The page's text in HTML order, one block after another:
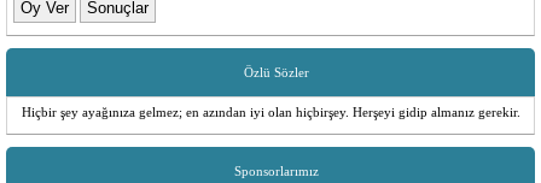
Özlü Sözler
Hiçbir şey ayağınıza gelmez; en azından iyi olan hiçbirşey. Herşeyi gidip almanız gerekir.
Sponsorlarımız